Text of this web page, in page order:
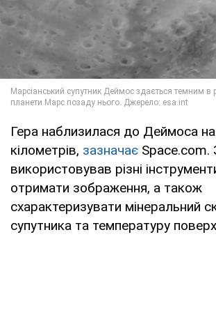
Гера наблизилася до Деймоса
кілометрів, зазначає Space.com.
використовував різні
отримати зображення, а також
схарактеризувати мінеральний
супутника та температуру